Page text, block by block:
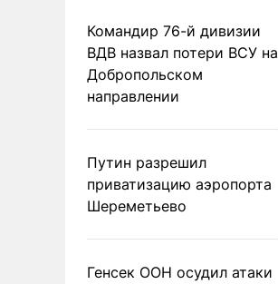
Командир 76-й дивизии
ВДВ назвал потери ВСУ на
Добропольском
направлении
Путин разрешил
приватизацию аэропорта
Шереметьево
Генсек ООН осудил атаки